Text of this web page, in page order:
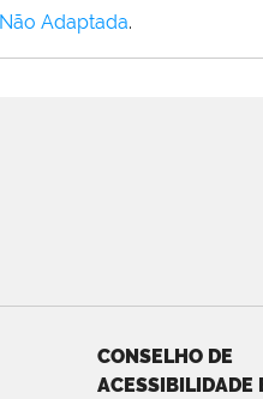
Adaptada.
CONSELHO DE
ACESSIBILIDADE